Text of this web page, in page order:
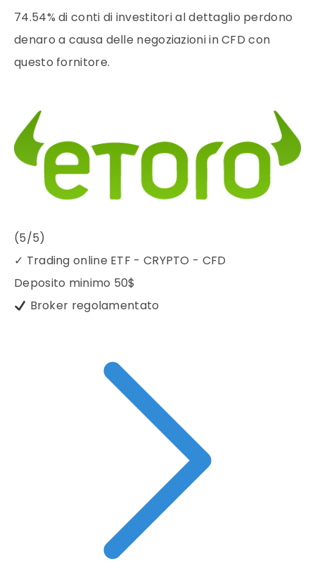
74.54% di conti di investitori al dettaglio perdono
denaro a causa delle negoziazioni in CFD con
questo fornitore.
(5/5)
✓ Trading online ETF - CRYPTO - CFD
Deposito minimo 50$
Broker regolamentato